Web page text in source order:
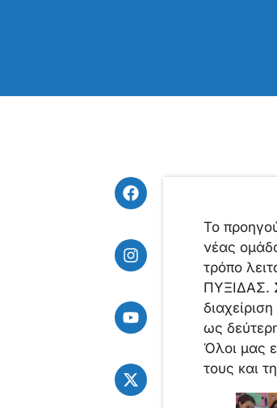
Το
νέας
τρόπο
ΠΥΞΙΔΑΣ.
ως
Όλοι μας
τους και